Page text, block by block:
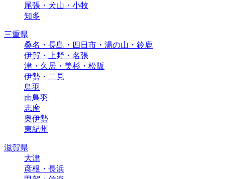
尾張・犬山・小牧
知多
三重県
桑名・長島・四日市・湯の山・鈴鹿
伊賀・上野・名張
津・久居・美杉・松阪
伊勢・二見
鳥羽
南鳥羽
志摩
奥伊勢
東紀州
滋賀県
大津
彦根・長浜